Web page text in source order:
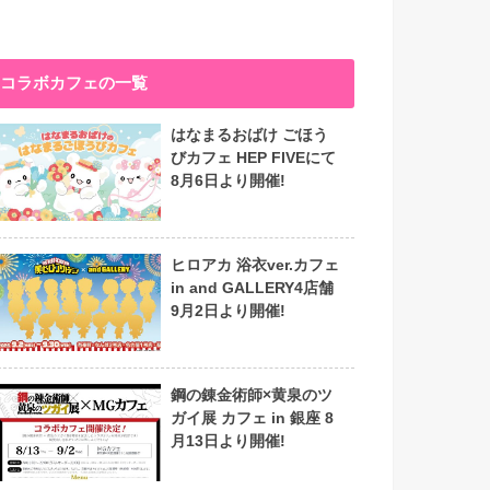
コラボカフェの一覧
はなまるおばけ ごほう
びカフェ HEP FIVEにて
8月6日より開催!
ヒロアカ 浴衣ver.カフェ
in and GALLERY4店舗
9月2日より開催!
鋼の錬金術師×黄泉のツ
ガイ展 カフェ in 銀座 8
月13日より開催!